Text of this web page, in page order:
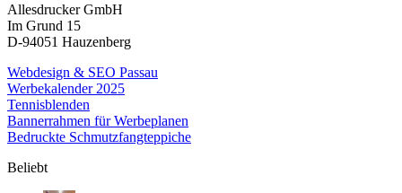
Allesdrucker GmbH
Im Grund 15
D-94051 Hauzenberg
Webdesign & SEO Passau
Werbekalender 2025
Tennisblenden
Bannerrahmen für Werbeplanen
Bedruckte Schmutzfangteppiche
Beliebt